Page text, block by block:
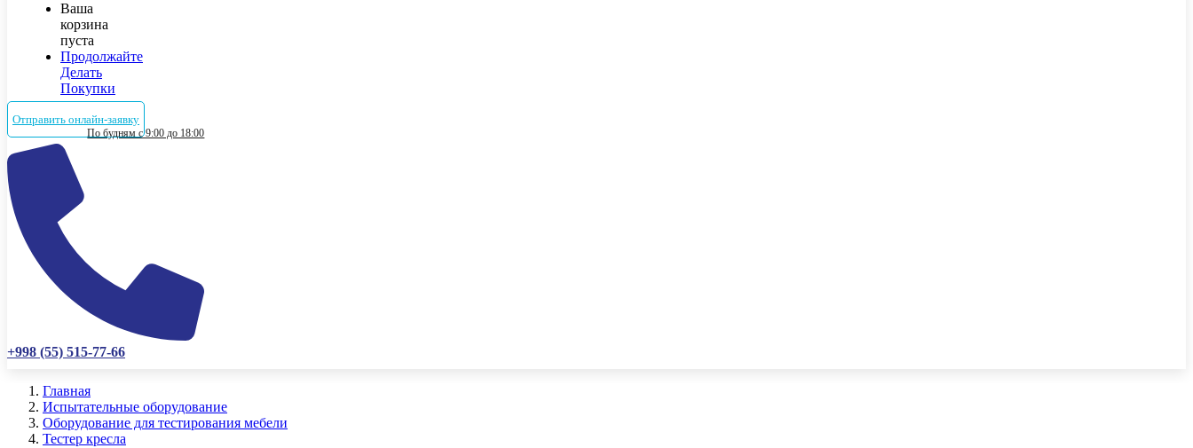
Ваша
корзина
пуста
Продолжайте
Делать
Покупки
Отправить онлайн-заявку
По будням с 9:00 до 18:00
+998 (55) 515-77-66
Главная
Испытательные оборудование
Оборудование для тестирования мебели
Тестер кресла